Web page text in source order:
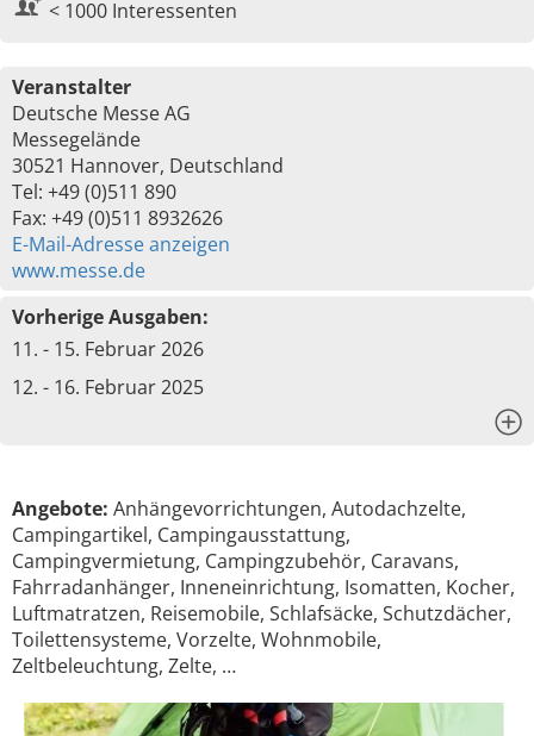
< 1000 Interessenten
Veranstalter
Deutsche Messe AG
Messegelände
30521 Hannover, Deutschland
Tel: +49 (0)511 890
Fax: +49 (0)511 8932626
E-Mail-Adresse anzeigen
www.messe.de
Vorherige Ausgaben:
11. - 15. Februar 2026
12. - 16. Februar 2025
Angebote: Anhängevorrichtungen, Autodachzelte,
Campingartikel, Campingausstattung,
Campingvermietung, Campingzubehör, Caravans,
Fahrradanhänger, Inneneinrichtung, Isomatten, Kocher,
Luftmatratzen, Reisemobile, Schlafsäcke, Schutzdächer,
Toilettensysteme, Vorzelte, Wohnmobile,
Zeltbeleuchtung, Zelte, …